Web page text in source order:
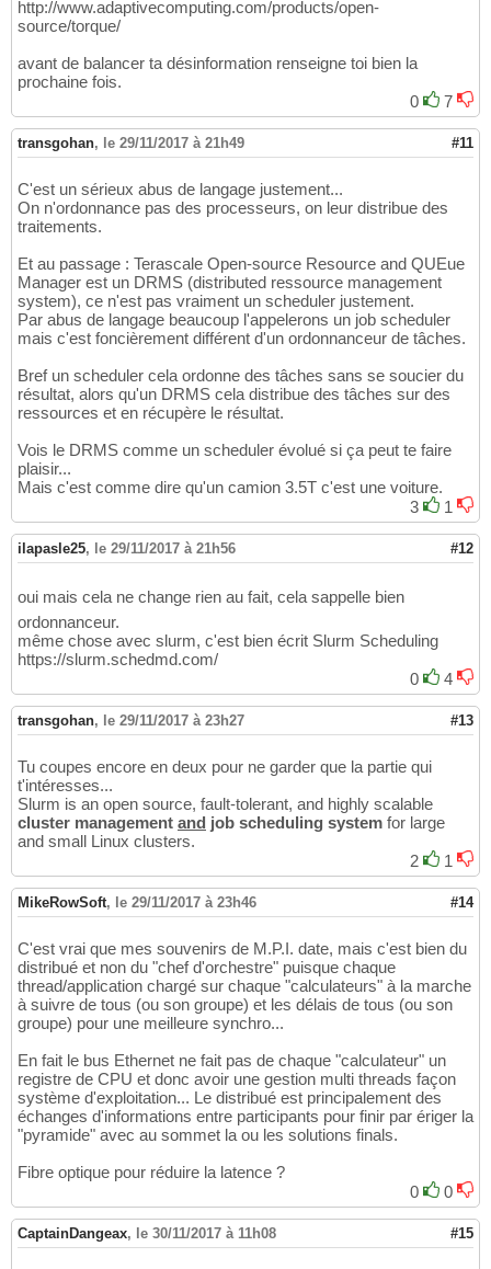
http://www.adaptivecomputing.com/products/open-
source/torque/
avant de balancer ta désinformation renseigne toi bien la
prochaine fois.
0
7
transgohan, le 29/11/2017 à 21h49 #11
C'est un sérieux abus de langage justement...
On n'ordonnance pas des processeurs, on leur distribue des
traitements.
Et au passage : Terascale Open-source Resource and QUEue
Manager est un DRMS (distributed ressource management
system), ce n'est pas vraiment un scheduler justement.
Par abus de langage beaucoup l'appelerons un job scheduler
mais c'est foncièrement différent d'un ordonnanceur de tâches.
Bref un scheduler cela ordonne des tâches sans se soucier du
résultat, alors qu'un DRMS cela distribue des tâches sur des
ressources et en récupère le résultat.
Vois le DRMS comme un scheduler évolué si ça peut te faire
plaisir...
Mais c'est comme dire qu'un camion 3.5T c'est une voiture.
3
1
ilapasle25, le 29/11/2017 à 21h56 #12
oui mais cela ne change rien au fait, cela sappelle bien
ordonnanceur.
même chose avec slurm, c'est bien écrit Slurm Scheduling
https://slurm.schedmd.com/
0
4
transgohan, le 29/11/2017 à 23h27 #13
Tu coupes encore en deux pour ne garder que la partie qui
t'intéresses...
Slurm is an open source, fault-tolerant, and highly scalable
cluster management and job scheduling system for large
and small Linux clusters.
2
1
MikeRowSoft, le 29/11/2017 à 23h46 #14
C'est vrai que mes souvenirs de M.P.I. date, mais c'est bien du
distribué et non du "chef d'orchestre" puisque chaque
thread/application chargé sur chaque "calculateurs" à la marche
à suivre de tous (ou son groupe) et les délais de tous (ou son
groupe) pour une meilleure synchro...
En fait le bus Ethernet ne fait pas de chaque "calculateur" un
registre de CPU et donc avoir une gestion multi threads façon
système d'exploitation... Le distribué est principalement des
échanges d'informations entre participants pour finir par ériger la
"pyramide" avec au sommet la ou les solutions finals.
Fibre optique pour réduire la latence ?
0
0
CaptainDangeax, le 30/11/2017 à 11h08 #15